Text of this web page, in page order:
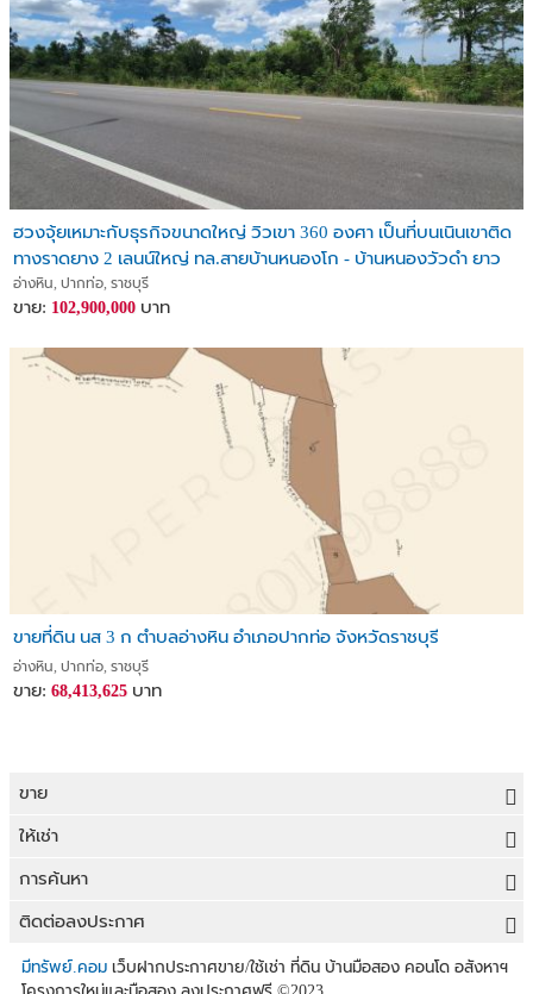
ฮวงจุ้ยเหมาะกับธุรกิจขนาดใหญ่ วิวเขา 360 องศา เป็นที่บนเนินเขาติด
ทางราดยาง 2 เลนน์ใหญ่ ทล.สายบ้านหนองโก - บ้านหนองวัวดำ ยาว
491 เมตร 294ไร่
อ่างหิน, ปากท่อ, ราชบุรี
ขาย: 102,900,000 บาท
ขายที่ดิน นส 3 ก ตำบลอ่างหิน อำเภอปากท่อ จังหวัดราชบุรี
อ่างหิน, ปากท่อ, ราชบุรี
ขาย: 68,413,625 บาท
ขาย
ขายที่ดิน
ขายบ้าน
ขายคอนโด
ให้เช่า
ให้เช่าที่ดิน
ให้เช่าบ้าน
ให้เช่าคอนโด
การค้นหา
ขายที่ดิน
ประกาศขายที่ดิน
ติดต่อลงประกาศ
ลงประกาศขายฟรี
มีทรัพย์.คอม เว็บฝากประกาศขาย/ใช้เช่า ที่ดิน บ้านมือสอง คอนโด อสังหาฯ